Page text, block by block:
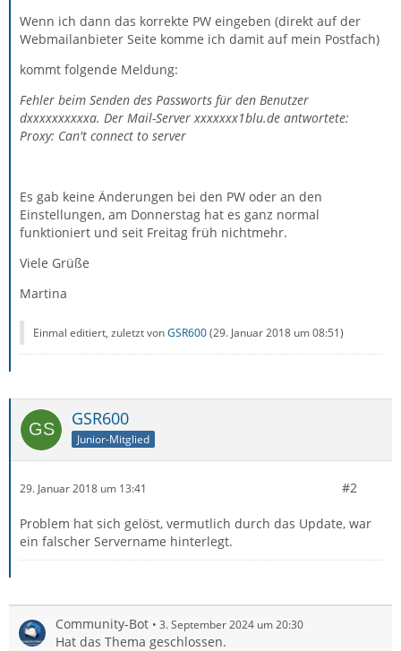
Wenn ich dann das korrekte PW eingeben (direkt auf der
Webmailanbieter Seite komme ich damit auf mein Postfach)
kommt folgende Meldung:
Fehler beim Senden des Passworts für den Benutzer
dxxxxxxxxxxa. Der Mail-Server xxxxxxx1blu.de antwortete:
Proxy: Can't connect to server
Es gab keine Änderungen bei den PW oder an den
Einstellungen, am Donnerstag hat es ganz normal
funktioniert und seit Freitag früh nichtmehr.
Viele Grüße
Martina
Einmal editiert, zuletzt vonGSR600(29. Januar 2018 um 08:51)
GSR600
Junior-Mitglied
29. Januar 2018 um 13:41 #2
Problem hat sich gelöst, vermutlich durch das Update, war
ein falscher Servername hinterlegt.
Community-Bot 3. September 2024 um 20:30
Hat das Thema geschlossen.